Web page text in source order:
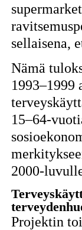
sellaisena,
Nämä
1993–1999
15–64-
2000-
Projektin